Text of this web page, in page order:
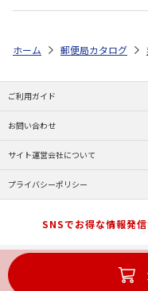
ホーム 郵便局カタログ
ご利用ガイド
お問い合わせ
サイト運営会社について
プライバシーポリシー
SNSでお得な情報発